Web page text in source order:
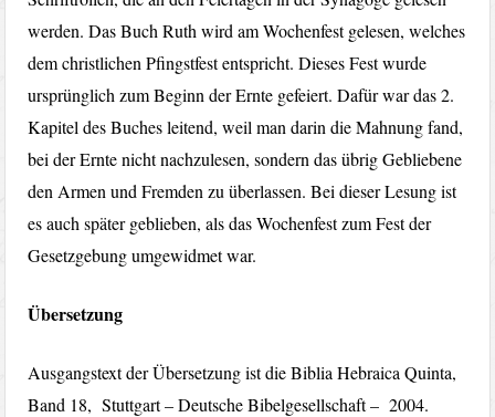
werden. Das Buch Ruth wird am Wochenfest gelesen, welches
dem christlichen Pfingstfest entspricht. Dieses Fest wurde
ursprünglich zum Beginn der Ernte gefeiert. Dafür war das 2.
Kapitel des Buches leitend, weil man darin die Mahnung fand,
bei der Ernte nicht nachzulesen, sondern das übrig Gebliebene
den Armen und Fremden zu überlassen. Bei dieser Lesung ist
es auch später geblieben, als das Wochenfest zum Fest der
Gesetzgebung umgewidmet war.
Übersetzung
Ausgangstext der Übersetzung ist die Biblia Hebraica Quinta,
Band 18, Stuttgart – Deutsche Bibelgesellschaft – 2004.